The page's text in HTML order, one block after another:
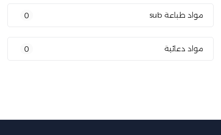
مواد طباعة sub 0
مواد دعائية 0